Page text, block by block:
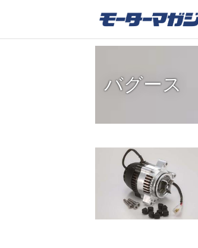
バグース